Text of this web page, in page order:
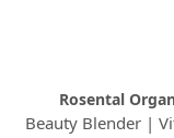
Rosental
Beauty Blender |